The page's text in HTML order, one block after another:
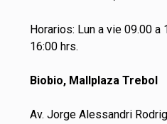
Horarios: Lun a vie 09.00 a
16:00 hrs.
Biobio, Mallplaza Trebol
Av. Jorge Alessandri